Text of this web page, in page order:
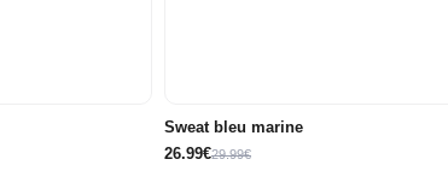
Sweat bleu marine
26.99€29.99€